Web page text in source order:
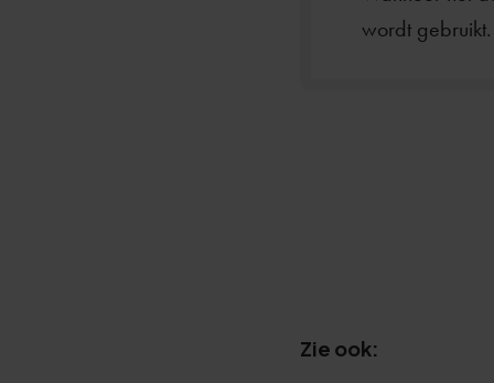
wordt gebruikt.
Zie ook: